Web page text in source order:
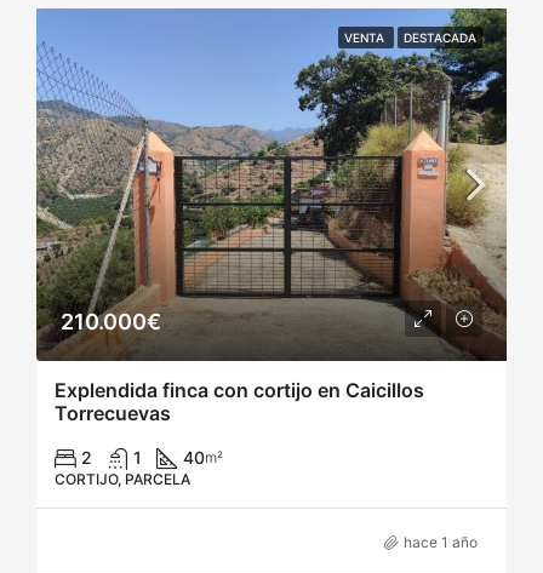
VENTA DESTACADA
210.000€
Explendida finca con cortijo en Caicillos
Torrecuevas
2 1 40m²
CORTIJO, PARCELA
hace 1 año